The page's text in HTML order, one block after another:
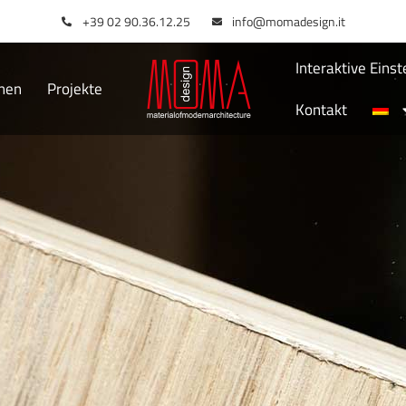
+39 02 90.36.12.25 info@momadesign.it
Projekte
Interaktive
Kontakt